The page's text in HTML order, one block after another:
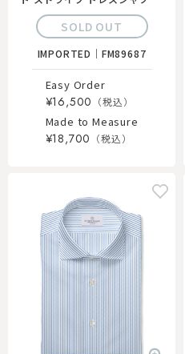
SOLD OUT
IMPORTED ｜ FM89687
Easy Order
¥16,500
Made to Measure
¥18,700